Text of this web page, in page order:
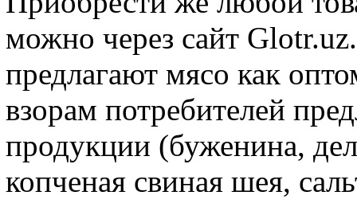
можно через сайт
предлагают мясо как
взорам потребителей
продукции (буженина,
копченая свиная шея,